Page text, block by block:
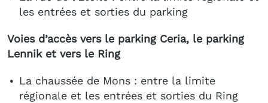
les entrées et sorties du parking
Voies d’accès vers le parking Ceria, le parking
Lennik et vers le Ring
La chaussée de Mons : entre la limite
régionale et les entrées et sorties du Ring